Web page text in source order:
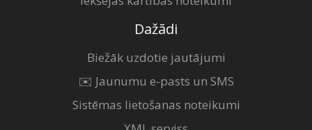
Dažādi
Biežāk uzdotie jautājumi
✉️ Jaunumu e-pasts un SMS
Sistēmas lietošanas noteikumi